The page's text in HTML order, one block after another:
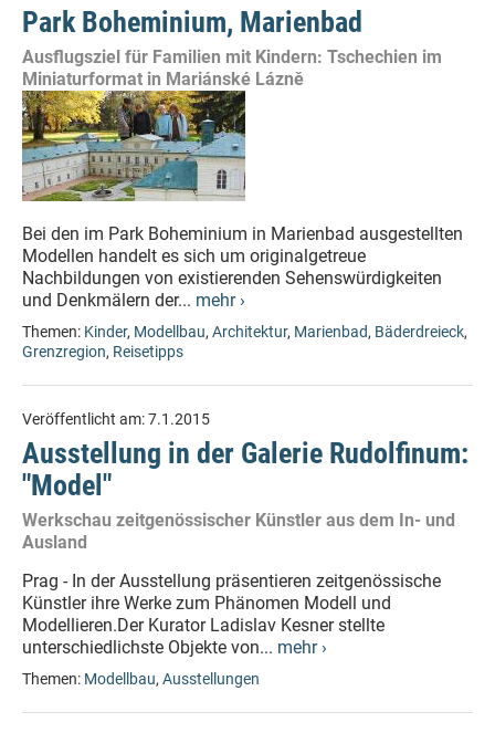
Park Boheminium, Marienbad
Ausflugsziel für Familien mit Kindern: Tschechien im
Miniaturformat in Mariánské Lázně
Bei den im Park Boheminium in Marienbad ausgestellten
Modellen handelt es sich um originalgetreue
Nachbildungen von existierenden Sehenswürdigkeiten
und Denkmälern der... mehr ›
Themen: Kinder, Modellbau, Architektur, Marienbad, Bäderdreieck,
Grenzregion, Reisetipps
Veröffentlicht am:7.1.2015
Ausstellung in der Galerie Rudolfinum:
"Model"
Werkschau zeitgenössischer Künstler aus dem In- und
Ausland
Prag - In der Ausstellung präsentieren zeitgenössische
Künstler ihre Werke zum Phänomen Modell und
Modellieren.Der Kurator Ladislav Kesner stellte
unterschiedlichste Objekte von... mehr ›
Themen: Modellbau, Ausstellungen